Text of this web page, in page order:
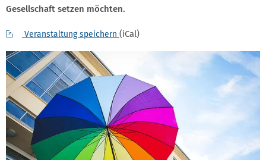
Gesellschaft setzen möchten.
Veranstaltung speichern (iCal)